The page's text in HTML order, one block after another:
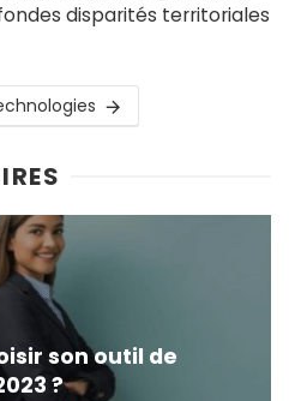
disparités territoriales
son outil de
?